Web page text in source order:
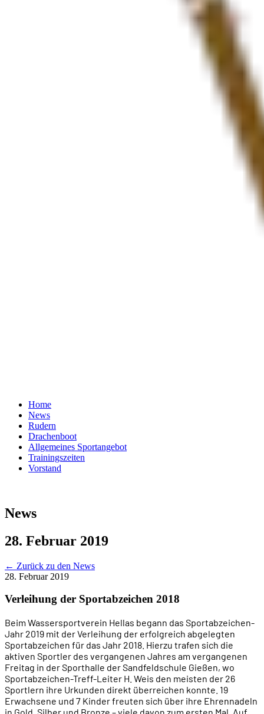
Home
News
Rudern
Drachenboot
Allgemeines Sportangebot
Trainingszeiten
Vorstand
News
28. Februar 2019
← Zurück zu den News
28. Februar 2019
Verleihung der Sportabzeichen 2018
Beim Wassersportverein Hellas begann das Sportabzeichen-
Jahr 2019 mit der Verleihung der erfolgreich abgelegten
Sportabzeichen für das Jahr 2018. Hierzu trafen sich die
aktiven Sportler des vergangenen Jahres am vergangenen
Freitag in der Sporthalle der Sandfeldschule Gießen, wo
Sportabzeichen-Treff-Leiter H. Weis den meisten der 26
Sportlern ihre Urkunden direkt überreichen konnte. 19
Erwachsene und 7 Kinder freuten sich über ihre Ehrennadeln